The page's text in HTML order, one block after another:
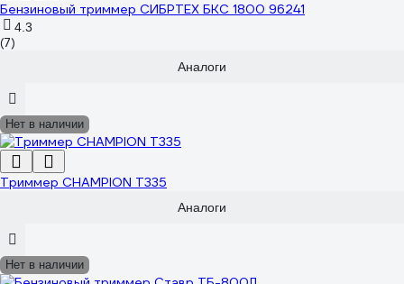
Бензиновый триммер СИБРТЕХ БКС 1800 96241
4.3
(7)
Аналоги
Нет в наличии
Триммер CHAMPION Т335
Аналоги
Нет в наличии